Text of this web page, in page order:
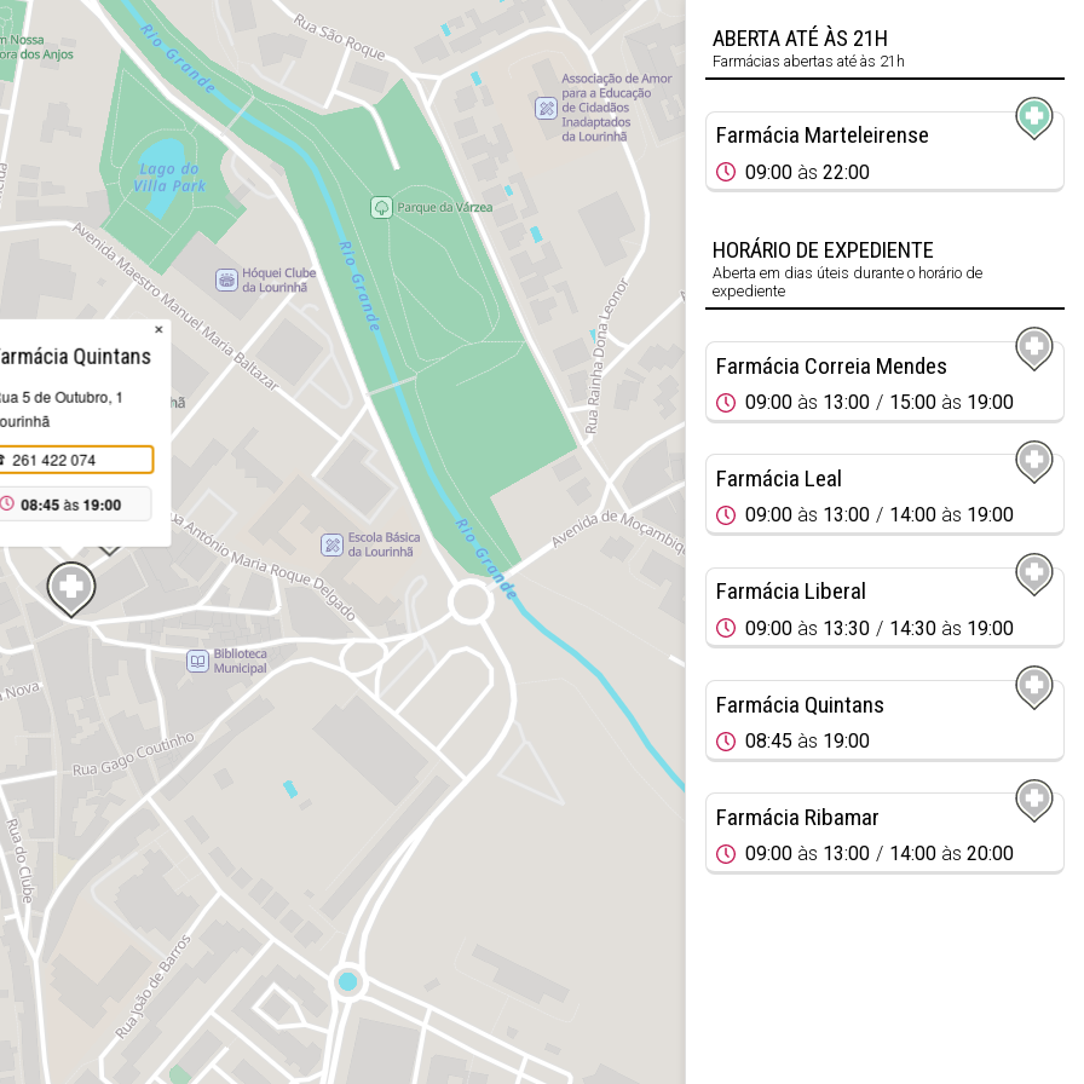
Quintans
5 de Outubro, 1
261 422 074
08:45às19:00
×
ABERTA ATÉ ÀS 21H
Farmácias abertas até às 21h
Farmácia Marteleirense
09:00 às 22:00
HORÁRIO DE EXPEDIENTE
Aberta em dias úteis durante o horário de
expediente
Farmácia Correia Mendes
09:00 às 13:00 15:00 às 19:00
Farmácia Leal
09:00 às 13:00 14:00 às 19:00
Farmácia Liberal
09:00 às 13:30 14:30 às 19:00
Farmácia Quintans
08:45 às 19:00
Farmácia Ribamar
09:00 às 13:00 14:00 às 20:00